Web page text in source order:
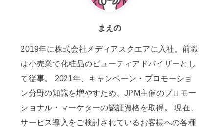
まえの
2019年に株式会社メディアスクエアに入社。前職
は小売業で化粧品のビューティアドバイザーとし
て従事。 2021年、キャンペーン・プロモーショ
ン分野の知識を増やすため、JPM主催のプロモー
ショナル・マーケターの認証資格を取得。 現在、
サービス導入をご検討されているお客様への各種